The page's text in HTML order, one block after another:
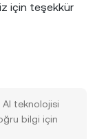
için teşekkür
AI teknolojisi
bilgi için